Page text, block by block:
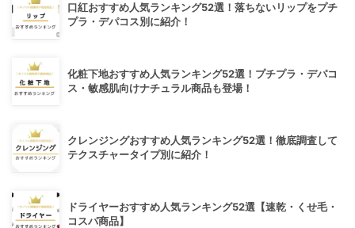
口紅おすすめ人気ランキング52選！落ちないリップをプチ
プラ・デパコス別に紹介！
化粧下地おすすめ人気ランキング52選！プチプラ・デパコ
ス・敏感肌向けナチュラル商品も登場！
クレンジングおすすめ人気ランキング52選！徹底調査して
テクスチャータイプ別に紹介！
ドライヤーおすすめ人気ランキング52選【速乾・くせ毛・
コスパ商品】